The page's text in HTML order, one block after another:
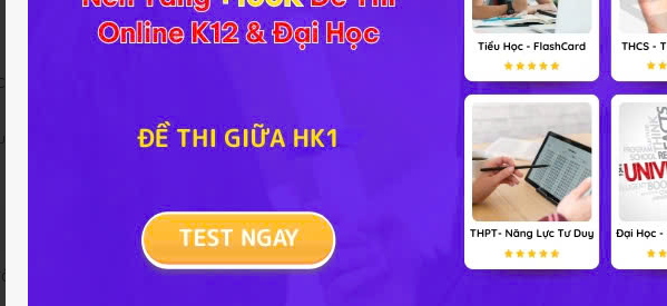
tại ở dạng hợp chất
trước khi HOC247 cung cấp đáp án và lời giải
Loại bài: Bài tập Chủ đề : Môn học: Hóa
nghiệm dưới đây, bấm vàoBắt đầu thi để làm toàn bài